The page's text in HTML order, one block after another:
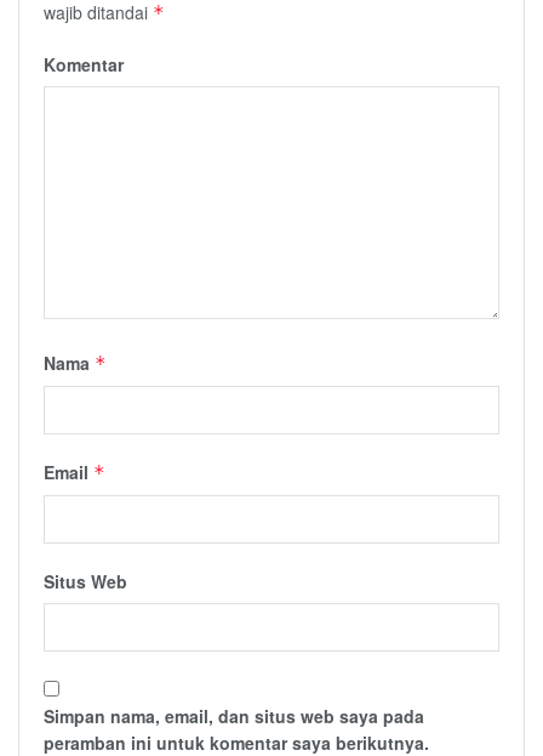
wajib ditandai *
Komentar
Nama *
Email *
Situs Web
Simpan nama, email, dan situs web saya pada
peramban ini untuk komentar saya berikutnya.